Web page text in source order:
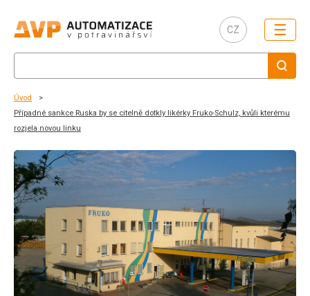
CZ ☰
Úvod
Případné sankce Ruska by se citelně dotkly likérky Fruko-Schulz, kvůli kterému
rozjela novou linku